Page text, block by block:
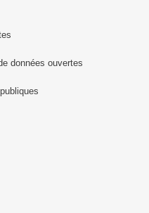
données ouvertes